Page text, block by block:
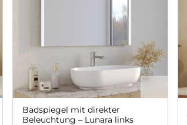
Badspiegel mit direkter
Beleuchtung – Lunara links